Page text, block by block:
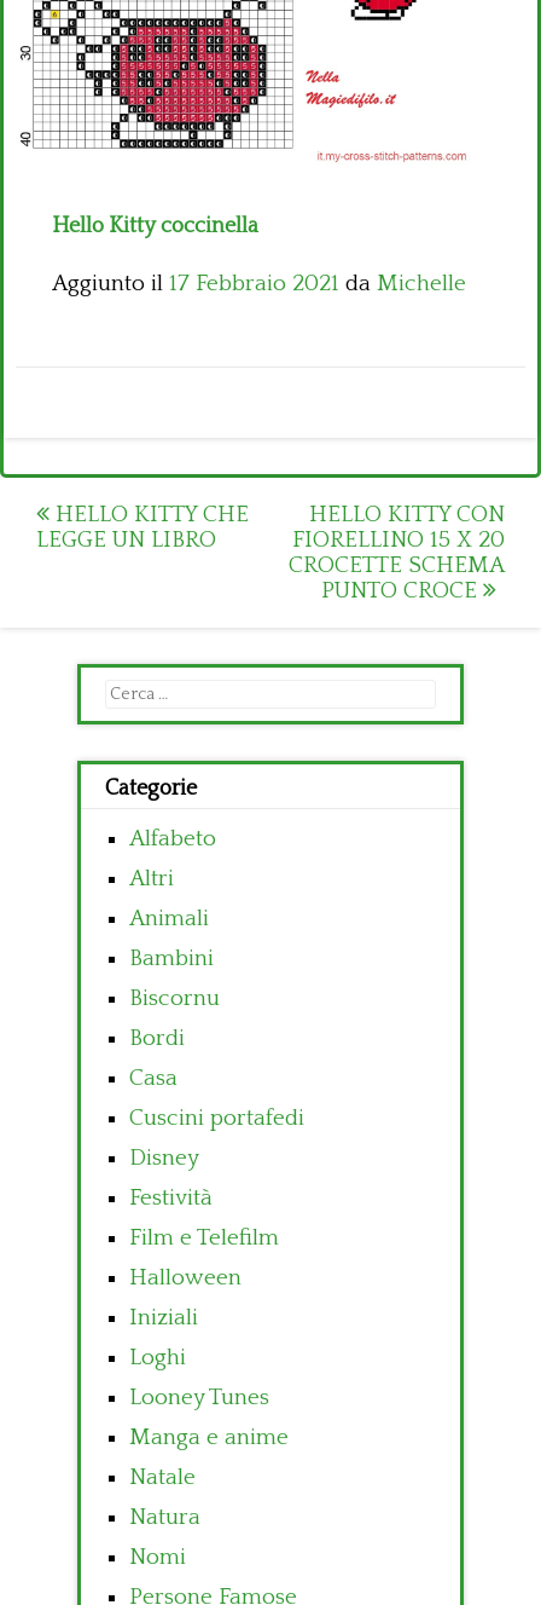
Hello Kitty coccinella
Aggiunto il 17 Febbraio 2021 da Michelle
Post
navigation
HELLO KITTY CHE
LEGGE UN LIBRO
HELLO KITTY CON
FIORELLINO 15 X 20
CROCETTE SCHEMA
PUNTO CROCE
Ricerca
per:
Categorie
Alfabeto
Altri
Animali
Bambini
Biscornu
Bordi
Casa
Cuscini portafedi
Disney
Festività
Film e Telefilm
Halloween
Iniziali
Loghi
Looney Tunes
Manga e anime
Natale
Natura
Nomi
Persone Famose